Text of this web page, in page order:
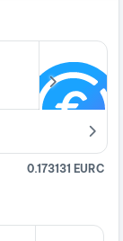
0.173131 EURC